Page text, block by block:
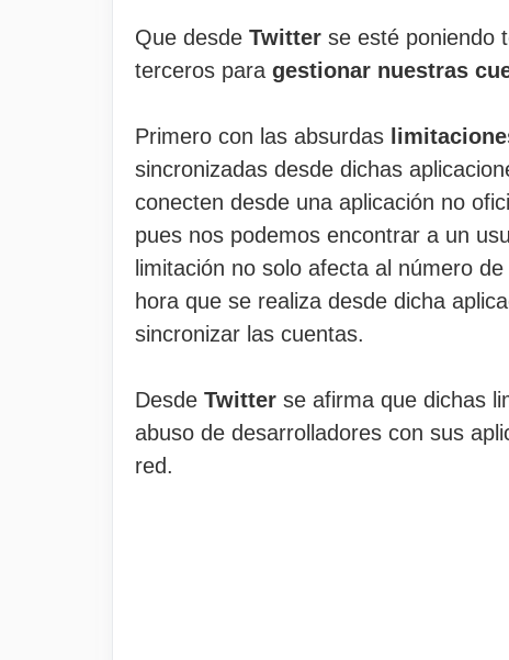
Que desde Twitter se esté poniendo
terceros para gestionar nuestras
Primero con las absurdas
sincronizadas desde dichas
conecten desde una aplicación no
pues nos podemos encontrar a un
limitación no solo afecta al número
hora que se realiza desde dicha
sincronizar las cuentas.
Desde Twitter se afirma que dichas
abuso de desarrolladores con sus
red.